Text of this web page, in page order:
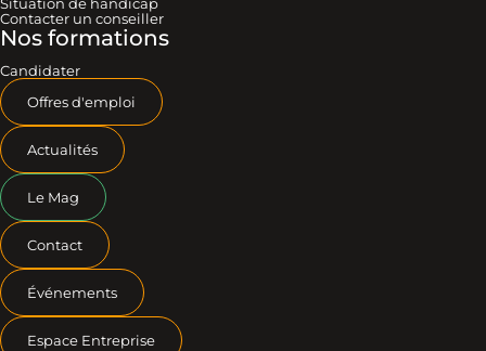
Contacter un conseiller
Nos formations
Candidater
Offres d'emploi
Actualités
Le Mag
Contact
Événements
Espace Entreprise